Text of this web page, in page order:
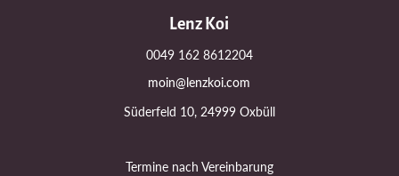
Lenz Koi
0049 162 8612204
moin@lenzkoi.com
Süderfeld 10, 24999 Oxbüll
Termine nach Vereinbarung